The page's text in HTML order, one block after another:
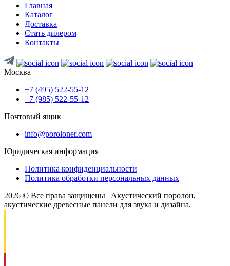
Главная
Каталог
Доставка
Стать дилером
Контакты
Москва
+7 (495) 522-55-12
+7 (985) 522-55-12
Почтовый ящик
info@poroloner.com
Юридическая информация
Политика конфиденциальности
Политика обработки персональных данных
2026 © Все права защищены | Акустический поролон,
акустические древесные панели для звука и дизайна.